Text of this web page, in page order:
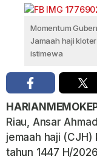
Momentum
Jamaah haji
istimewa
Riau, Ansar
jemaah haji
tahun 1447 H/